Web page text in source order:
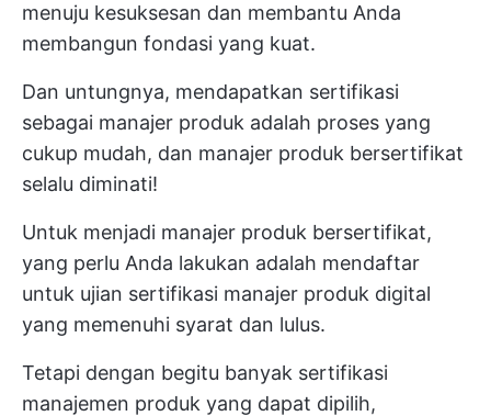
menuju kesuksesan dan membantu Anda
membangun fondasi yang kuat.
Dan untungnya, mendapatkan sertifikasi
sebagai manajer produk adalah proses yang
cukup mudah, dan manajer produk bersertifikat
selalu diminati!
Untuk menjadi manajer produk bersertifikat,
yang perlu Anda lakukan adalah mendaftar
untuk ujian sertifikasi manajer produk digital
yang memenuhi syarat dan lulus.
Tetapi dengan begitu banyak sertifikasi
manajemen produk yang dapat dipilih,